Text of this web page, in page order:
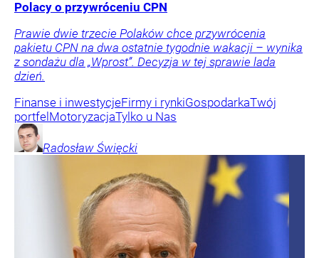
Polacy o przywróceniu CPN
Prawie dwie trzecie Polaków chce przywrócenia
pakietu CPN na dwa ostatnie tygodnie wakacji – wynika
z sondażu dla „Wprost”. Decyzja w tej sprawie lada
dzień.
Finanse i inwestycjeFirmy i rynkiGospodarkaTwój
portfelMotoryzacjaTylko u Nas
Radosław Święcki